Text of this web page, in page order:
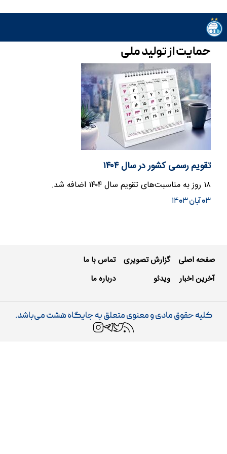
حمایت از تولید ملی
تقویم رسمی کشور در سال ۱۴۰۴
۱۸ روز به مناسبت‌های تقویم سال ۱۴۰۴ اضافه شد.
۰۳ آبان ۱۴۰۳
صفحه اصلی
آخرین اخبار
گزارش تصویری
ویدئو
تماس با ما
درباره ما
کلیه حقوق مادی و معنوی متعلق به جایگاه هشت می‌باشد.